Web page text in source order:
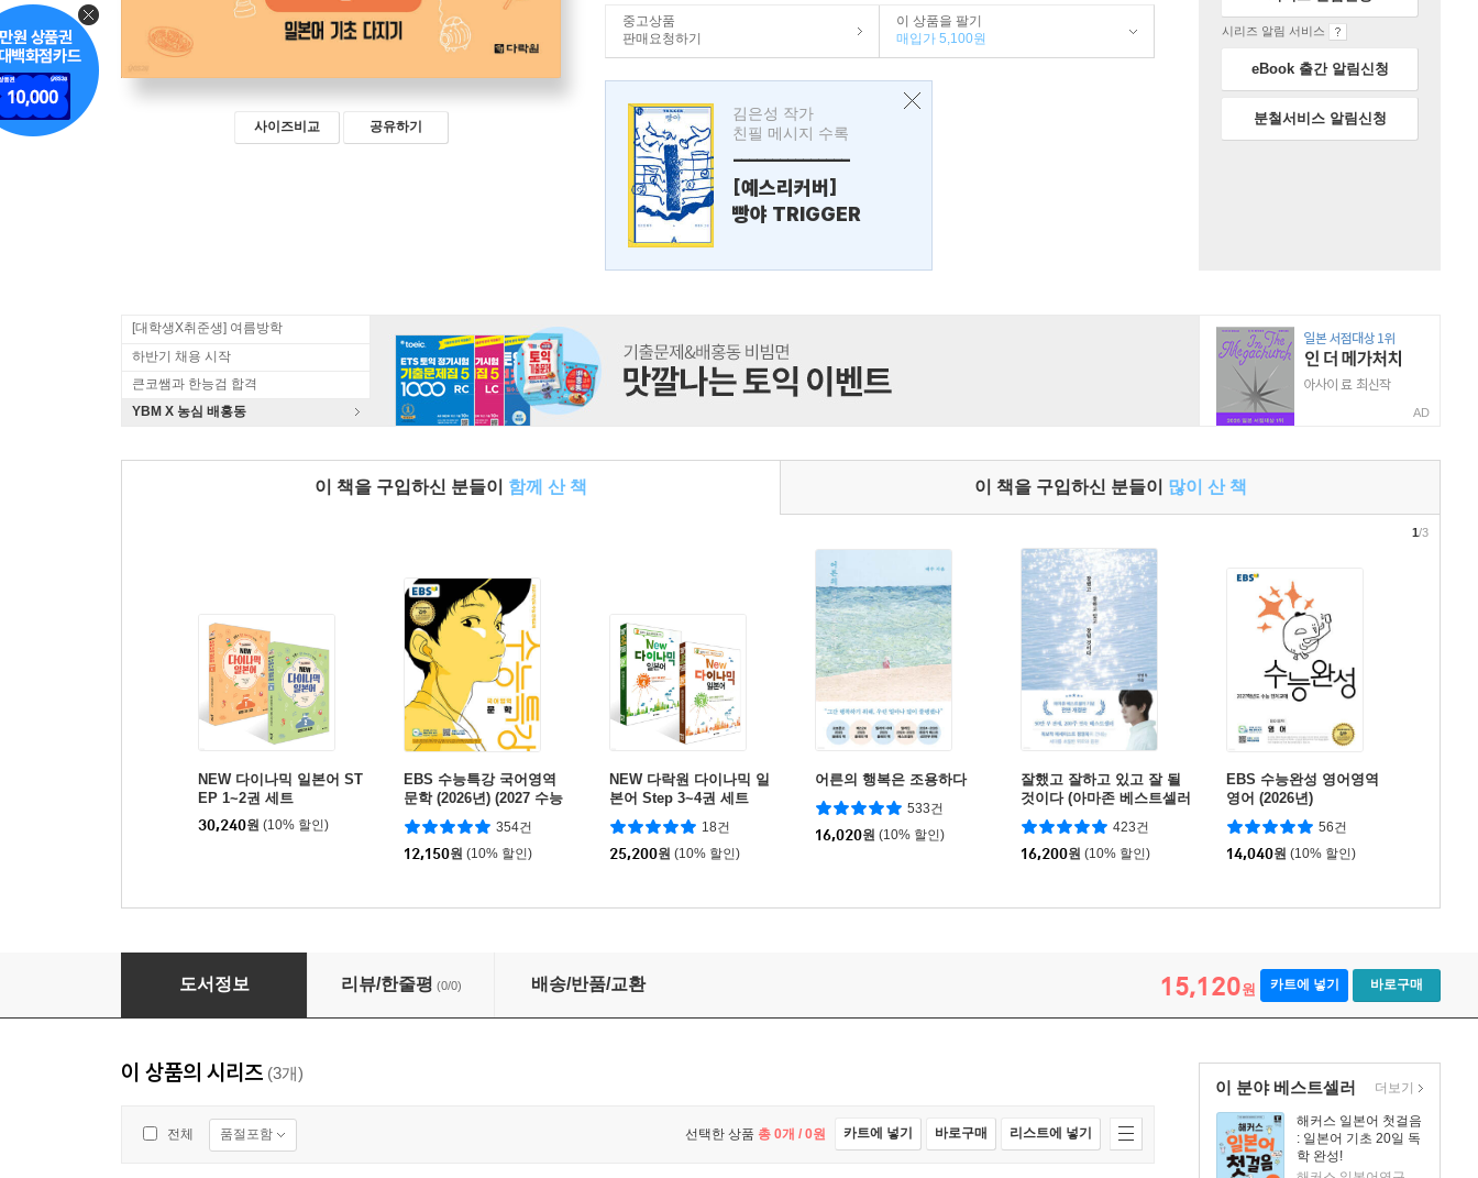
사이즈비교 공유하기
중고상품
판매요청하기
이 상품을 팔기
매입가 5,100원
김은성 작가
친필 메시지 수록
---------------
[예스리커버]
빵야 TRIGGER
시리즈 알림 서비스
eBook 출간 알림신청
분철서비스 알림신청
[대학생X취준생] 여름방학
하반기 채용 시작
큰코쌤과 한능검 합격
YBM X 농심 배홍동
AD
이 책을 구입하신 분들이 함께 산 책 이 책을 구입하신 분들이 많이 산 책
NEW 다이나믹 일본어 ST
EP 1~2권 세트
30,240원 (10% 할인)
EBS 수능특강 국어영역
문학 (2026년) (2027 수능
대비)
354건
12,150원 (10% 할인)
NEW 다락원 다이나믹 일
본어 Step 3~4권 세트
18건
25,200원 (10% 할인)
어른의 행복은 조용하다
533건
16,020원 (10% 할인)
잘했고 잘하고 있고 잘 될
것이다 (아마존 베스트셀러
기념 전면 개정판)
423건
16,200원 (10% 할인)
EBS 수능완성 영어영역
영어 (2026년)
56건
14,040원 (10% 할인)
1/3
NEW 다이나믹 일본어 STEP 1
도서정보 리뷰/한줄평 (0/0) 배송/반품/교환 15,120원 카트에 넣기 바로구매
이 분야 베스트셀러
해커스 일본어 첫걸음
: 일본어 기초 20일 독
학 완성!
더보기
이 상품의 시리즈 (3개)
전체 품절포함 선택한 상품 총 0개 / 0원 카트에 넣기 바로구매 리스트에 넣기